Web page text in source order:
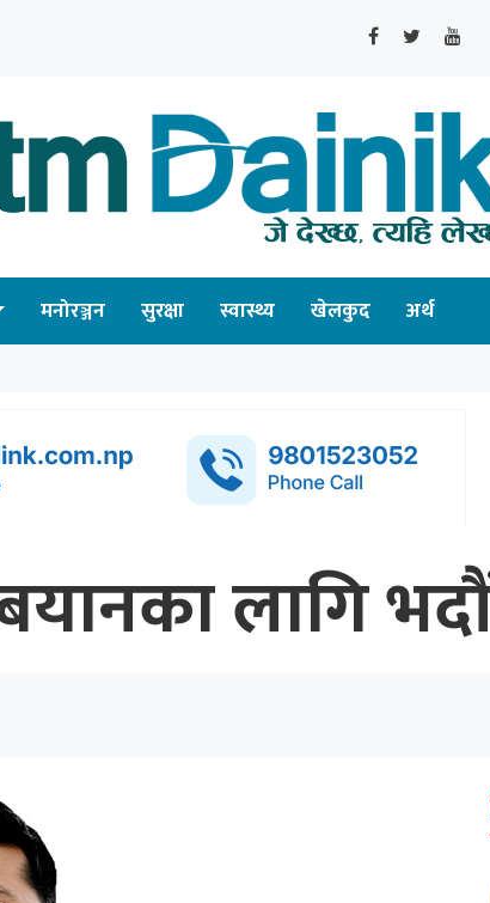
मनोरञ्जन सुरक्षा स्वास्थ्य खेलकुद अर्थ
लागि